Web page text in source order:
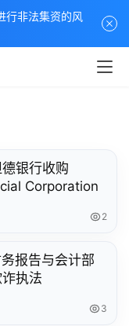
银行收购
Corporation
2
报告与会计部
执法
3
行非法集资的风